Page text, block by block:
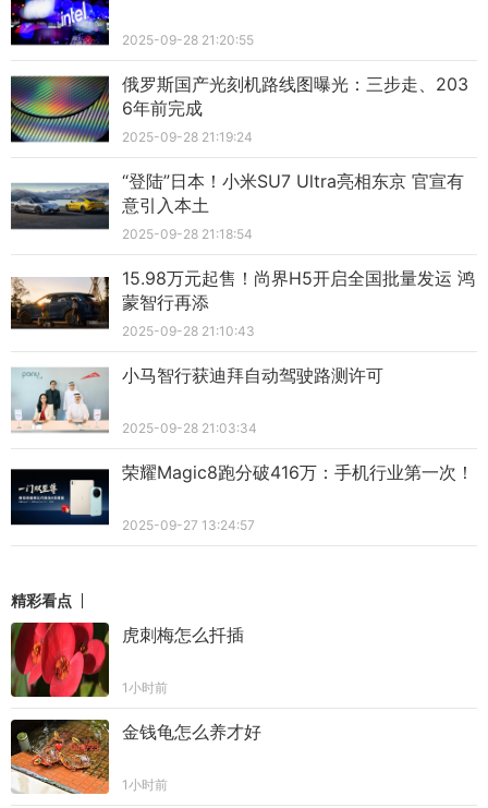
2025-09-28 21:20:55
俄罗斯国产光刻机路线图曝光：三步走、203
6年前完成
2025-09-28 21:19:24
“登陆”日本！小米SU7 Ultra亮相东京 官宣有
意引入本土
2025-09-28 21:18:54
15.98万元起售！尚界H5开启全国批量发运 鸿
蒙智行再添
2025-09-28 21:10:43
小马智行获迪拜自动驾驶路测许可
2025-09-28 21:03:34
荣耀Magic8跑分破416万：手机行业第一次！
2025-09-27 13:24:57
精彩看点
虎刺梅怎么扦插
1小时前
金钱龟怎么养才好
1小时前